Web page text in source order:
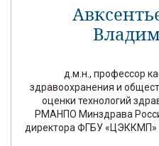
д.м.н., профессор
здравоохранения и
оценки технологий
РМАНПО Минздрава
директора ФГБУ «ЦЭККМП»